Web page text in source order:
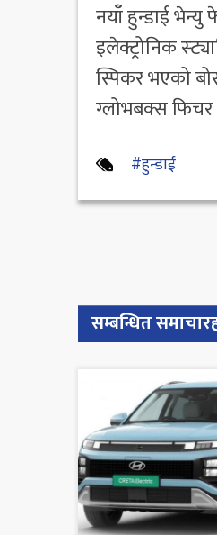
नयाँ हुन्डाई भेन्यु
इलेक्ट्रोनिक
स्पिकर भएको
ग्लोभबक्स
#हुन्डाई
सम्बन्धित